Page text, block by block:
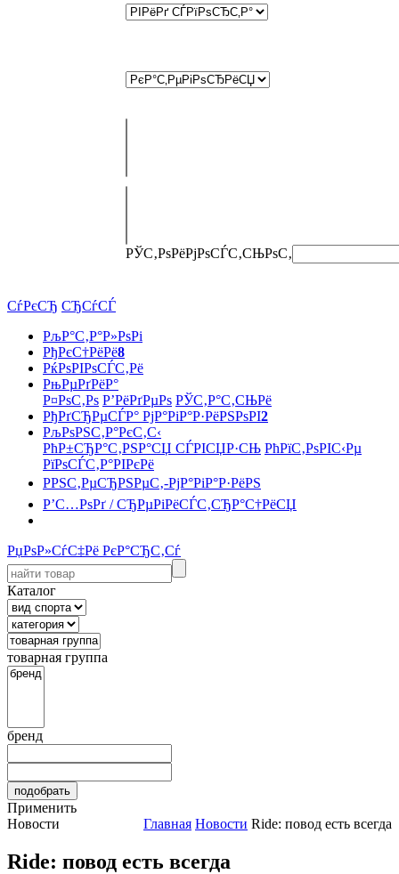
РЎС‚РѕРёРјРѕСЃС‚СЊРѕС‚
СѓРєСЂ СЂСѓСЃ
РљР°С‚Р°Р»РѕРі
РђРєС†РёРё8
РќРѕРІРѕСЃС‚Рё
РњРµРґРёР°
Р¤РѕС‚Рѕ Р’РёРґРµРѕ РЎС‚Р°С‚СЊРё
РђРґСЂРµСЃР° РјР°РіР°Р·РёРЅРѕРІ2
РљРѕРЅС‚Р°РєС‚С‹
РћР±СЂР°С‚РЅР°СЏ СЃРІСЏР·СЊ РћРїС‚РѕРІС‹Рµ
РїРѕСЃС‚Р°РІРєРё
РРЅС‚РµСЂРЅРµС‚-РјР°РіР°Р·РёРЅ
Р’С…РѕРґ / СЂРµРіРёСЃС‚СЂР°С†РёСЏ
РџРѕР»СѓС‡Рё РєР°СЂС‚Сѓ
Каталог
товарная группа
бренд
Применить
Новости
Главная Новости Ride: повод есть всегда
Ride: повод есть всегда